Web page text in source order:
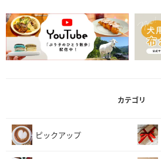
カテゴリ
ピックアップ